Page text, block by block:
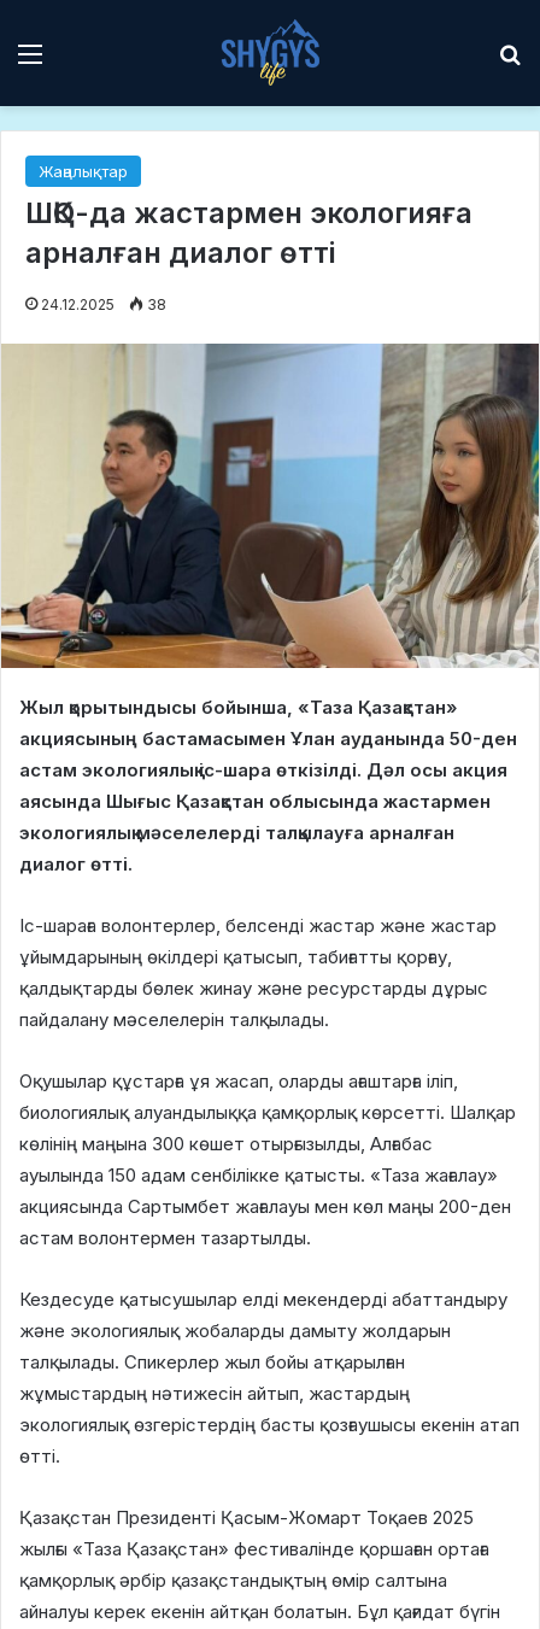
Мәзір
Жаңалықтар
ШҚО-да жастармен экологияға
арналған диалог өтті
24.12.2025 38
Жыл қорытындысы бойынша, «Таза Қазақстан»
акциясының бастамасымен Ұлан ауданында 50-ден
астам экологиялық іс-шара өткізілді. Дәл осы акция
аясында Шығыс Қазақстан облысында жастармен
экологиялық мәселелерді талқылауға арналған
диалог өтті.
Іс-шараға волонтерлер, белсенді жастар және жастар
ұйымдарының өкілдері қатысып, табиғатты қорғау,
қалдықтарды бөлек жинау және ресурстарды дұрыс
пайдалану мәселелерін талқылады.
Оқушылар құстарға ұя жасап, оларды ағаштарға іліп,
биологиялық алуандылыққа қамқорлық көрсетті. Шалқар
көлінің маңына 300 көшет отырғызылды, Алғабас
ауылында 150 адам сенбілікке қатысты. «Таза жағалау»
акциясында Сартымбет жағалауы мен көл маңы 200-ден
астам волонтермен тазартылды.
Кездесуде қатысушылар елді мекендерді абаттандыру
және экологиялық жобаларды дамыту жолдарын
талқылады. Спикерлер жыл бойы атқарылған
жұмыстардың нәтижесін айтып, жастардың
экологиялық өзгерістердің басты қозғаушысы екенін атап
өтті.
Қазақстан Президенті Қасым-Жомарт Тоқаев 2025
жылғы «Таза Қазақстан» фестивалінде қоршаған ортаға
қамқорлық әрбір қазақстандықтың өмір салтына
айналуы керек екенін айтқан болатын. Бұл қағидат бүгін